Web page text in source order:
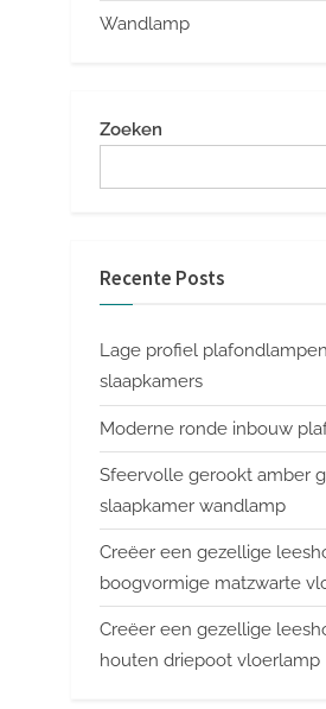
Wandlamp
Zoeken
Recente Posts
Lage profiel
slaapkamers
Moderne ronde inbouw
Sfeervolle gerookt amber
slaapkamer wandlamp
Creëer een gezellige
boogvormige matzwarte
Creëer een gezellige
houten driepoot vloerlamp